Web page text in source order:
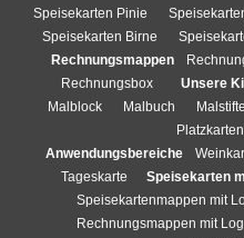
Speisekarten Pinie
Speisekarten Birne
Rechnungsmappen
Rechnungsbox
Unsere
Malblock
Malbuch
Platzkarten
Anwendungsbereiche
Tageskarte
Speisekarten
Speisekartenmappen mit
Rechnungsmappen mit